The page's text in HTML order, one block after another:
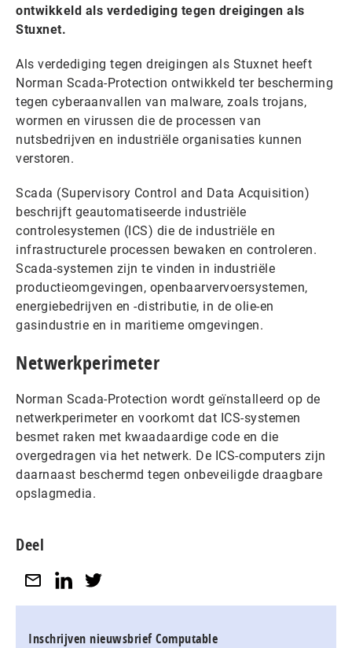
ontwikkeld als verdediging tegen dreigingen als
Stuxnet.
Als verdediging tegen dreigingen als Stuxnet heeft
Norman Scada-Protection ontwikkeld ter bescherming
tegen cyberaanvallen van malware, zoals trojans,
wormen en virussen die de processen van
nutsbedrijven en industriële organisaties kunnen
verstoren.
Scada (Supervisory Control and Data Acquisition)
beschrijft geautomatiseerde industriële
controlesystemen (ICS) die de industriële en
infrastructurele processen bewaken en controleren.
Scada-systemen zijn te vinden in industriële
productieomgevingen, openbaarvervoersystemen,
energiebedrijven en -distributie, in de olie-en
gasindustrie en in maritieme omgevingen.
Netwerkperimeter
Norman Scada-Protection wordt geïnstalleerd op de
netwerkperimeter en voorkomt dat ICS-systemen
besmet raken met kwaadaardige code en die
overgedragen via het netwerk. De ICS-computers zijn
daarnaast beschermd tegen onbeveiligde draagbare
opslagmedia.
Deel
Inschrijven nieuwsbrief Computable